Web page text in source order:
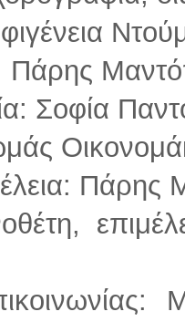
Πάρης
Σοφία
Πάρης